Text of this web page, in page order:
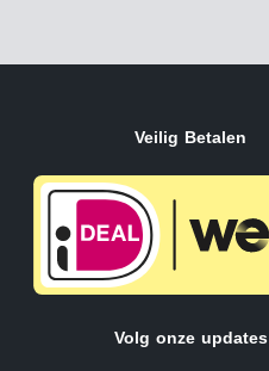
Veilig Betalen
Volg onze updates